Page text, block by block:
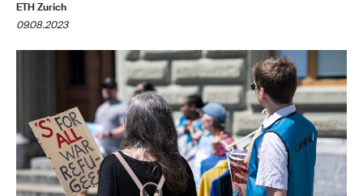
ETH Zurich
09.08.2023